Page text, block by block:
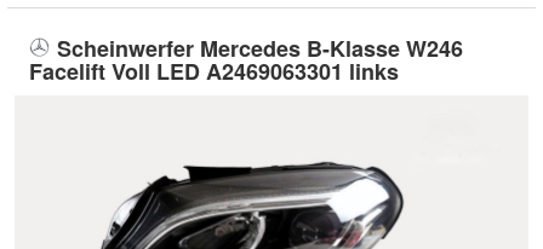
Scheinwerfer Mercedes B-Klasse W246
Facelift Voll LED A2469063301 links